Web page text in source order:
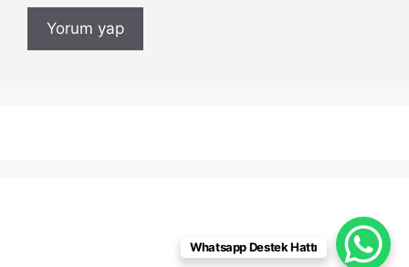
Whatsapp Destek Hattı